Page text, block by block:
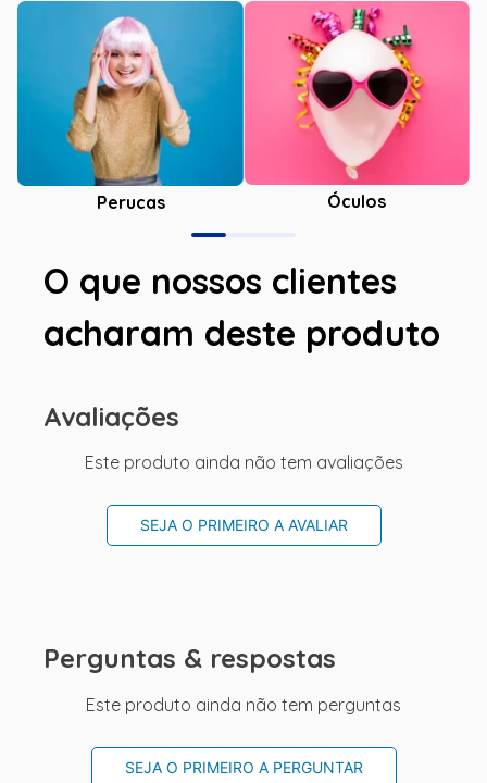
Perucas Óculos
O que nossos clientes
acharam deste produto
Avaliações
Este produto ainda não tem avaliações
SEJA O PRIMEIRO A AVALIAR
Perguntas & respostas
Este produto ainda não tem perguntas
SEJA O PRIMEIRO A PERGUNTAR